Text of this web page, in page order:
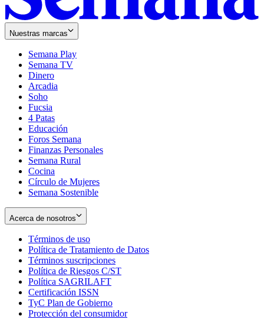
Nuestras marcas
Semana Play
Semana TV
Dinero
Arcadia
Soho
in
new
window
Fucsia
in
new
window
4 Patas
Educación
Foros Semana
Finanzas Personales
Semana Rural
Cocina
Círculo de Mujeres
Semana Sostenible
Acerca de nosotros
Términos de uso
in
new
window
Política de Tratamiento de Datos
Términos suscripciones
in
Política de Riesgos C/ST
Política SAGRILAFT
new
window
Certificación ISSN
in
new
TyC Plan de Gobierno
in
Protección del consumidorOpens